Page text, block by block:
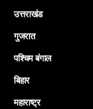
उत्तराखंड
गुजरात
पश्चिम बंगाल
बिहार
महाराष्ट्र